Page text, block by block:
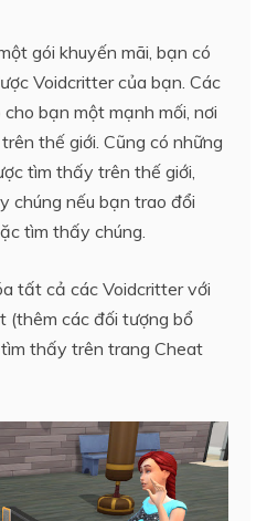
gói khuyến mãi, bạn có
Voidcritter của bạn. Các
bạn một mạnh mối, nơi
thế giới. Cũng có những
tìm thấy trên thế giới,
chúng nếu bạn trao đổi
tìm thấy chúng.
tất cả các Voidcritter với
(thêm các đối tượng bổ
thấy trên trang Cheat